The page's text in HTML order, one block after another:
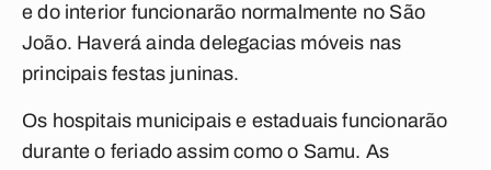
e do interior funcionarão normalmente no São
João. Haverá ainda delegacias móveis nas
principais festas juninas.
Os hospitais municipais e estaduais funcionarão
durante o feriado assim como o Samu. As